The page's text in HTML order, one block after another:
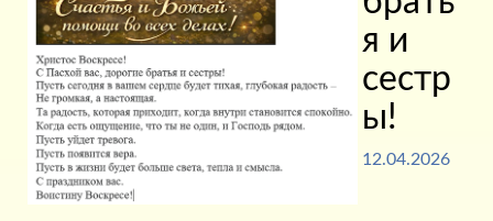
я и
сестр
ы!
12.04.2026